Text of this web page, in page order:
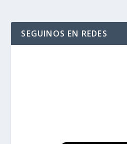
SEGUINOS EN REDES